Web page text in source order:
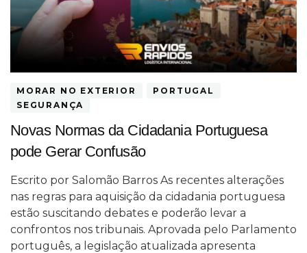
MORAR NO EXTERIOR
PORTUGAL
SEGURANÇA
Novas Normas da Cidadania Portuguesa
pode Gerar Confusão
Escrito por Salomão Barros As recentes alterações
nas regras para aquisição da cidadania portuguesa
estão suscitando debates e poderão levar a
confrontos nos tribunais. Aprovada pelo Parlamento
português, a legislação atualizada apresenta